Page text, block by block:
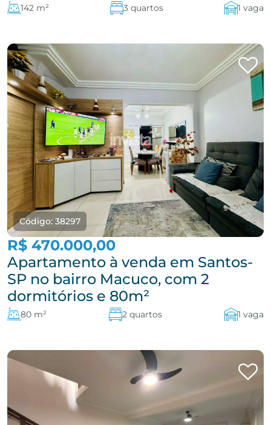
142 m² 3 quartos 1 vaga
Código: 38297
R$ 470.000,00
Apartamento à venda em Santos-
SP no bairro Macuco, com 2
dormitórios e 80m²
80 m² 2 quartos 1 vaga